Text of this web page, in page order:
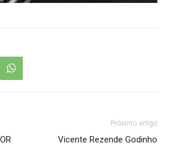
Próximo artigo
Vicente Rezende Godinho